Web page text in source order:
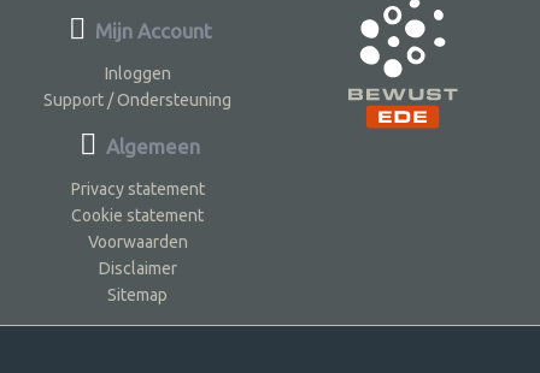
Mijn Account
Inloggen
Support / Ondersteuning
Algemeen
Privacy statement
Cookie statement
Voorwaarden
Disclaimer
Sitemap